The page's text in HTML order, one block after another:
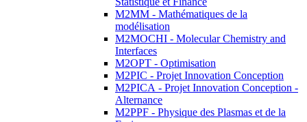
M2MM - Mathématiques de la
modélisation
M2MOCHI - Molecular Chemistry and
Interfaces
M2OPT - Optimisation
M2PIC - Projet Innovation Conception
M2PICA - Projet Innovation Conception -
Alternance
M2PPF - Physique des Plasmas et de la